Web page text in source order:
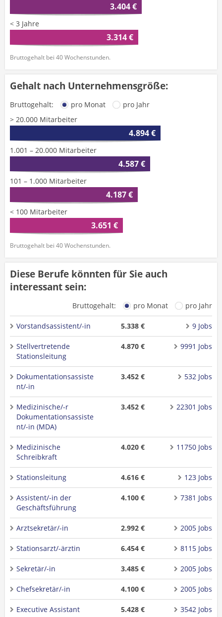
3.404 €
< 3 Jahre
3.314 €
Bruttogehalt bei 40 Wochenstunden.
Gehalt nach Unternehmensgröße:
Bruttogehalt: pro Monat
pro Jahr
> 20.000 Mitarbeiter
4.894 €
1.001 – 20.000 Mitarbeiter
4.587 €
101 – 1.000 Mitarbeiter
4.187 €
< 100 Mitarbeiter
3.651 €
Bruttogehalt bei 40 Wochenstunden.
Diese Berufe könnten für Sie auch
interessant sein:
Bruttogehalt: pro Monat pro Jahr
Vorstandsassistent/-in 5.338 € 9 Jobs
Stellvertretende
Stationsleitung
4.870 € 9991 Jobs
Dokumentationsassiste
nt/-in
3.452 € 532 Jobs
Medizinische/-r
Dokumentationsassiste
nt/-in (MDA)
3.452 € 22301 Jobs
Medizinische
Schreibkraft
4.020 € 11750 Jobs
Stationsleitung 4.616 € 123 Jobs
Assistent/-in der
Geschäftsführung
4.100 € 7381 Jobs
Arztsekretär/-in 2.992 € 2005 Jobs
Stationsarzt/-ärztin 6.454 € 8115 Jobs
Sekretär/-in 3.485 € 2005 Jobs
Chefsekretär/-in 4.100 € 2005 Jobs
Executive Assistant 5.428 € 3542 Jobs